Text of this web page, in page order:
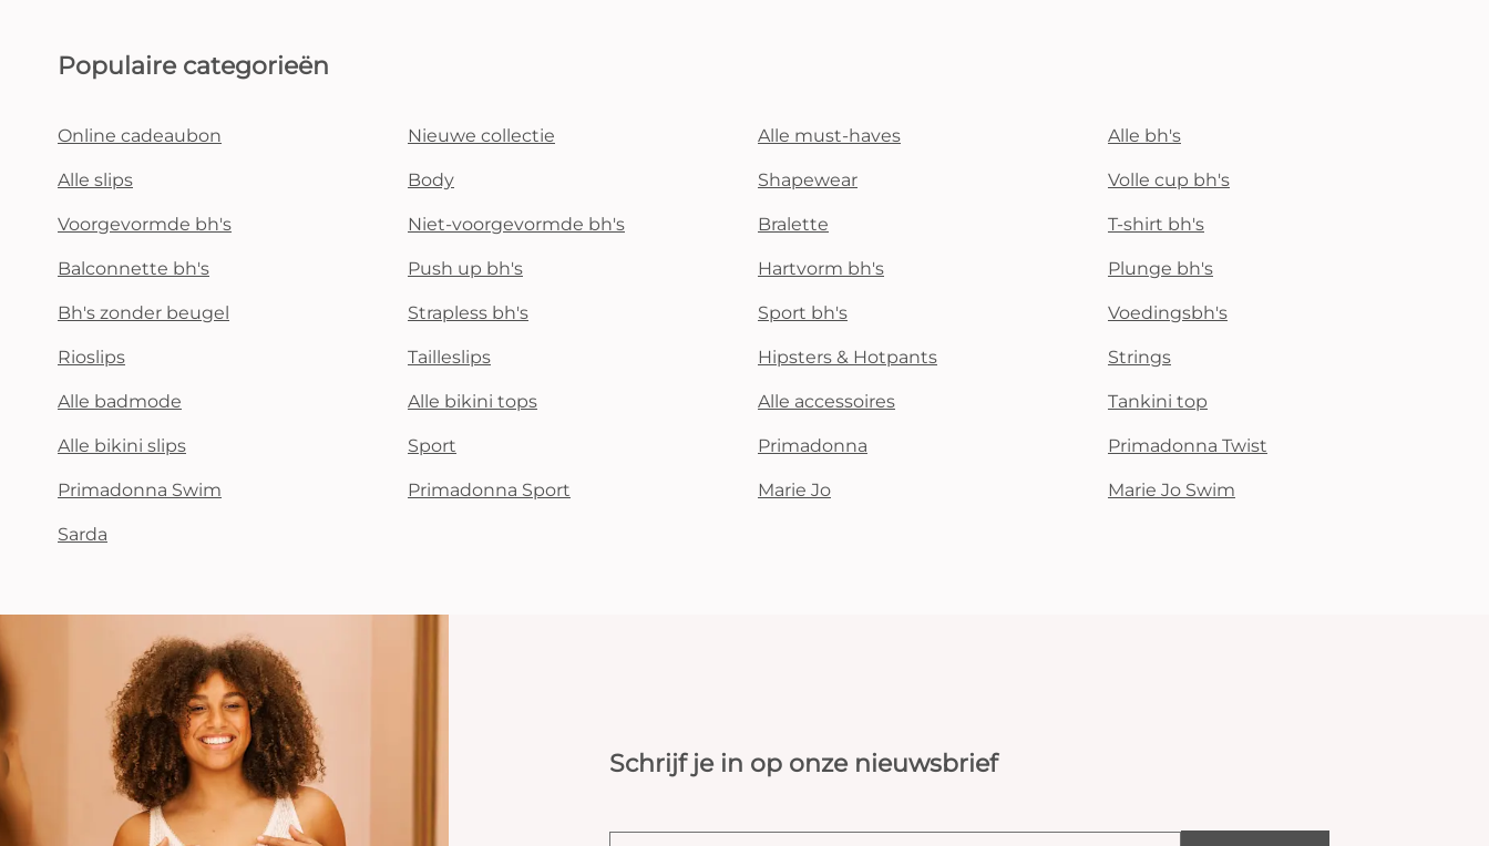
Populaire categorieën
Online cadeaubon Nieuwe collectie Alle must-haves Alle bh's
Alle slips Body Shapewear Volle cup bh's
Voorgevormde bh's Niet-voorgevormde bh's Bralette T-shirt bh's
Balconnette bh's Push up bh's Hartvorm bh's Plunge bh's
Bh's zonder beugel Strapless bh's Sport bh's Voedingsbh's
Rioslips Tailleslips Hipsters & Hotpants Strings
Alle badmode Alle bikini tops Alle accessoires Tankini top
Alle bikini slips Sport Primadonna Primadonna Twist
Primadonna Swim Primadonna Sport Marie Jo Marie Jo Swim
Sarda
Schrijf je in op onze nieuwsbrief